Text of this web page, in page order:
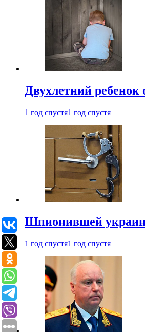
Двухлетний
1 год спустя1 год спустя
Шпионившей
1 год спустя1 год спустя